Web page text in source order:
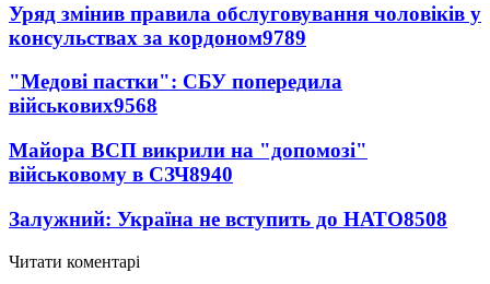
Уряд змінив правила обслуговування чоловіків у
консульствах за кордоном9789
"Медові пастки": СБУ попередила
військових9568
Майора ВСП викрили на "допомозі"
військовому в СЗЧ8940
Залужний: Україна не вступить до НАТО8508
Читати коментарі